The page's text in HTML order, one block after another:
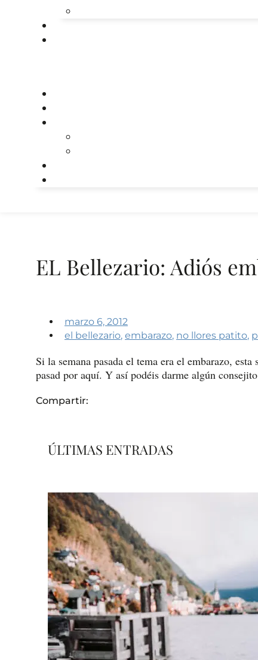
EL Bellezario: Adiós
marzo 6, 2012
el bellezario, embarazo, no llores patito,
Si la semana pasada el tema era el embarazo,
pasad por aquí. Y así podéis darme algún
Compartir:
ÚLTIMAS ENTRADAS